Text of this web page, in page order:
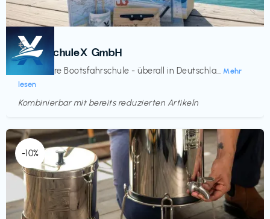
Kurse
BootsschuleX GmbH
Deine faire Bootsfahrschule - überall in Deutschla... Mehr
lesen
€‎
Kombinierbar mit bereits reduzierten Artikeln
-10%